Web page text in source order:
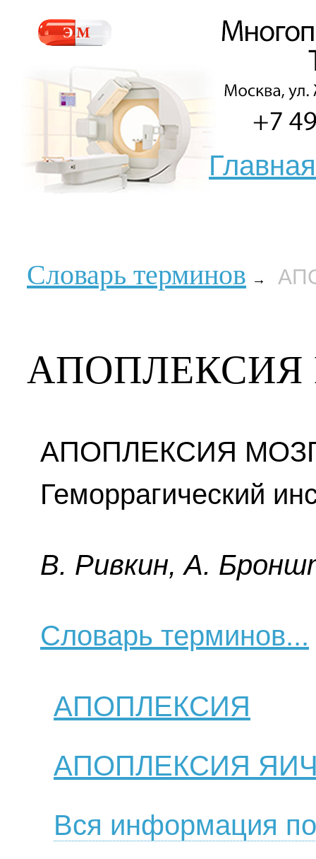
Главная
Словарь терминов →
АПОПЛЕКСИЯ
АПОПЛЕКСИЯ
Геморрагический
B. Pивкин, A.
Словарь терминов...
АПОПЛЕКСИЯ
АПОПЛЕКСИЯ
Вся информация